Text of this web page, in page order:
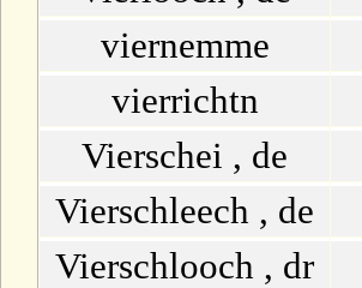
viernemme
vierrichtn
Vierschei , de
Vierschleech , de
Vierschlooch , dr